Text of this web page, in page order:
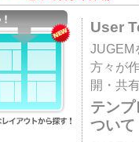
User
JUGEM
方々が
開・共
テン
ついて